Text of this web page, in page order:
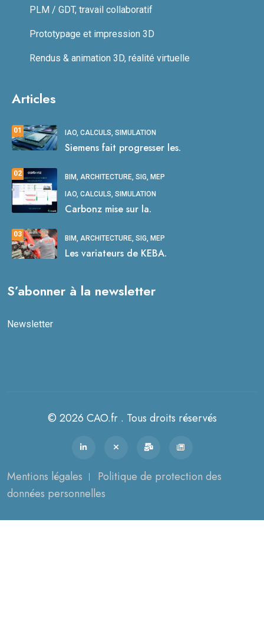
PLM / GDT, travail collaboratif
Prototypage et impression 3D
Rendus & animation 3D, réalité virtuelle
Articles
01 IAO, CALCULS, SIMULATION
Siemens fait progresser les.
02 BIM, ARCHITECTURE, SIG, MEP
IAO, CALCULS, SIMULATION
Carbonz mise sur la.
03 BIM, ARCHITECTURE, SIG, MEP
Les variateurs de KEBA.
S’abonner à la newsletter
Newsletter
© 2026 CAO.fr . Tous droits réservés
Mentions légales
Politique de protection des
données personnelles